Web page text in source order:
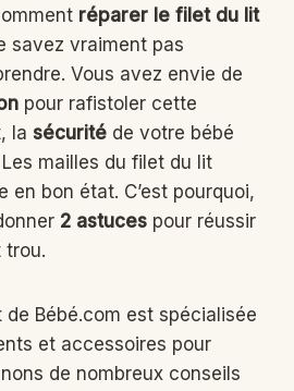
réparer le filet du lit
savez vraiment pas
Vous avez envie de
pour rafistoler cette
la sécurité de votre bébé
mailles du filet du lit
en bon état. C’est pourquoi,
2 astuces pour réussir
trou.
de Bébé.com est spécialisée
et accessoires pour
de nombreux conseils